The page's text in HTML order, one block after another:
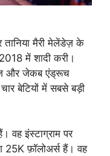
मैरी मेलेंडेज़ के
में शादी करी।
और जेकब एंड्रूच
बेटियों में सबसे बड़ी
वह इंस्टाग्राम पर
25K फ़ॉलोअर्स हैं। वह